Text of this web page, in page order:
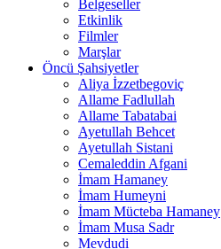
Belgeseller
Etkinlik
Filmler
Marşlar
Öncü Şahsiyetler
Aliya İzzetbegoviç
Allame Fadlullah
Allame Tabatabai
Ayetullah Behcet
Ayetullah Sistani
Cemaleddin Afgani
İmam Hamaney
İmam Humeyni
İmam Mücteba Hamaney
İmam Musa Sadr
Mevdudi